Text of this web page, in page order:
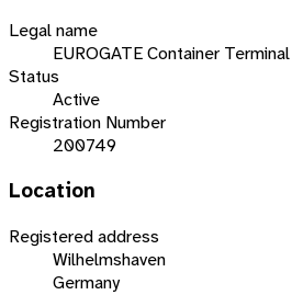
Legal name
EUROGATE Container
Status
Active
Registration Number
200749
Location
Registered address
Wilhelmshaven
Germany